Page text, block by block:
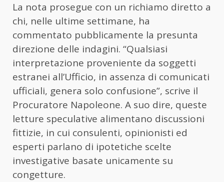
La nota prosegue con un richiamo diretto a
chi, nelle ultime settimane, ha
commentato pubblicamente la presunta
direzione delle indagini. “Qualsiasi
interpretazione proveniente da soggetti
estranei all’Ufficio, in assenza di comunicati
ufficiali, genera solo confusione”, scrive il
Procuratore Napoleone. A suo dire, queste
letture speculative alimentano discussioni
fittizie, in cui consulenti, opinionisti ed
esperti parlano di ipotetiche scelte
investigative basate unicamente su
congetture.